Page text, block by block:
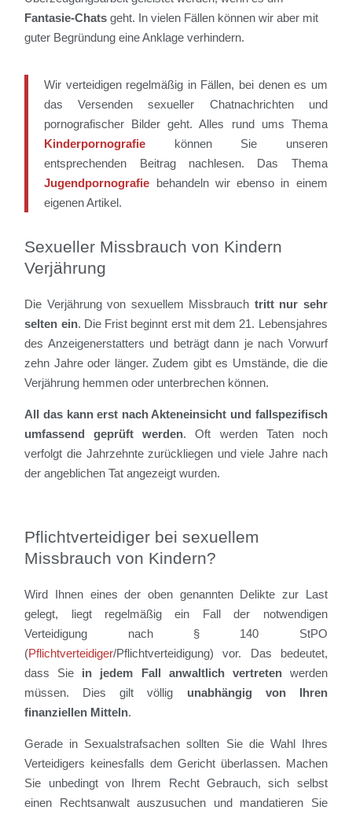
Fantasie-Chats geht. In vielen Fällen können wir aber mit
guter Begründung eine Anklage verhindern.
Wir verteidigen regelmäßig in Fällen, bei denen es um
das Versenden sexueller Chatnachrichten und
pornografischer Bilder geht. Alles rund ums Thema
Kinderpornografie können Sie unseren
entsprechenden Beitrag nachlesen. Das Thema
Jugendpornografie behandeln wir ebenso in einem
eigenen Artikel.
Sexueller Missbrauch von Kindern
Verjährung
Die Verjährung von sexuellem Missbrauch tritt nur sehr
selten ein. Die Frist beginnt erst mit dem 21. Lebensjahres
des Anzeigenerstatters und beträgt dann je nach Vorwurf
zehn Jahre oder länger. Zudem gibt es Umstände, die die
Verjährung hemmen oder unterbrechen können.
All das kann erst nach Akteneinsicht und fallspezifisch
umfassend geprüft werden. Oft werden Taten noch
verfolgt die Jahrzehnte zurückliegen und viele Jahre nach
der angeblichen Tat angezeigt wurden.
Pflichtverteidiger bei sexuellem
Missbrauch von Kindern?
Wird Ihnen eines der oben genannten Delikte zur Last
gelegt, liegt regelmäßig ein Fall der notwendigen
Verteidigung nach § 140 StPO
(Pflichtverteidiger/Pflichtverteidigung) vor. Das bedeutet,
dass Sie in jedem Fall anwaltlich vertretenwerden
müssen. Dies gilt völlig unabhängig von Ihren
finanziellen Mitteln.
Gerade in Sexualstrafsachen sollten Sie die Wahl Ihres
Verteidigers keinesfalls dem Gericht überlassen. Machen
Sie unbedingt von Ihrem Recht Gebrauch, sich selbst
einen Rechtsanwalt auszusuchen und mandatieren Sie